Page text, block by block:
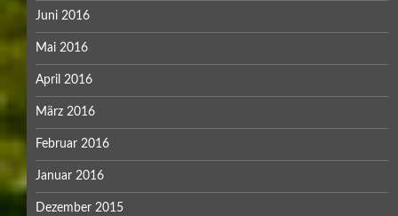
Juni 2016
Mai 2016
April 2016
März 2016
Februar 2016
Januar 2016
Dezember 2015